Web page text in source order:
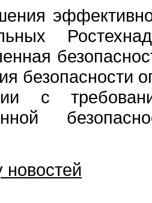
безопасности
с
новостей